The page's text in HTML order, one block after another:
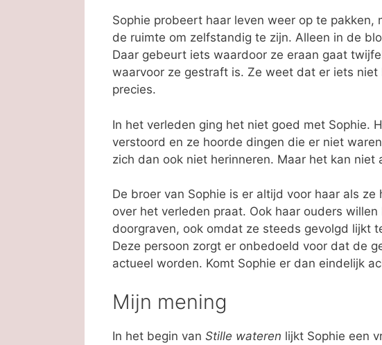
Sophie probeert haar leven weer op te pakken,
de ruimte om zelfstandig te zijn. Alleen in de
Daar gebeurt iets waardoor ze eraan gaat
waarvoor ze gestraft is. Ze weet dat er iets
precies.
In het verleden ging het niet goed met Sophie.
verstoord en ze hoorde dingen die er niet
zich dan ook niet herinneren. Maar het kan
De broer van Sophie is er altijd voor haar als
over het verleden praat. Ook haar ouders
doorgraven, ook omdat ze steeds gevolgd lijkt
Deze persoon zorgt er onbedoeld voor dat de
actueel worden. Komt Sophie er dan eindelijk
Mijn mening
In het begin van Stille wateren lijkt Sophie een